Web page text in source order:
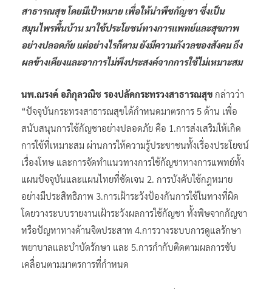
สาธารณสุข โดยมีเป้าหมาย เพื่อให้นำพืชกัญชา ซึ่งเป็น
สมุนไพรพื้นบ้าน มาใช้ประโยชน์ทางการแพทย์และสุขภาพ
อย่างปลอดภัย แต่อย่างไรก็ตาม ยังมีความกังวลของสังคม ถึง
ผลข้างเคียงและอาการไม่พึงประสงค์จากการใช้ไม่เหมาะสม
นพ.ณรงค์ อภิกุลวณิช รองปลัดกระทรวงสาธารณสุข กล่าวว่า
“ปัจจุบันกระทรงสาธารณสุขได้กำหนดมาตรการ 5 ด้าน เพื่อ
สนับสนุนการใช้กัญชาอย่างปลอดภัย คือ 1.การส่งเสริมให้เกิด
การใช้ที่เหมาะสม ผ่านการให้ความรู้ประชาชนทั้งเรื่องประโยชน์
เรื่องโทษ และการจัดทำแนวทางการใช้กัญชาทางการแพทย์ทั้ง
แผนปัจจุบันและแผนไทยที่ชัดเจน 2. การบังคับใช้กฎหมาย
อย่างมีประสิทธิภาพ 3.การเฝ้าระวังป้องกันการใช้ในทางที่ผิด
โดยวางระบบรายงานเฝ้าระวังผลการใช้กัญชา ทั้งพิษจากกัญชา
หรือปัญหาทางด้านจิตประสาท 4.การวางระบบการดูแลรักษา
พยาบาลและบำบัดรักษา และ 5.การกำกับติดตามผลการขับ
เคลื่อนตามมาตรการที่กำหนด